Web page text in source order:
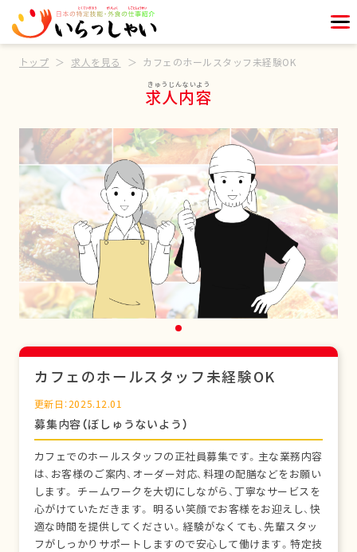
トップ 求人を見る カフェのホールスタッフ未経験OK
求人内容
カフェのホールスタッフ未経験OK
更新日：2025.12.01
募集内容（ぼしゅうないよう）
カフェでのホールスタッフの正社員募集です。主な業務内容
は、お客様のご案内、オーダー対応、料理の配膳などをお願い
します。 チームワークを大切にしながら、丁寧なサービスを
心がけていただきます。 明るい笑顔でお客様をお迎えし、快
適な時間を提供してください。経験がなくても、先輩スタッ
フがしっかりサポートしますので安心して働けます。特定技